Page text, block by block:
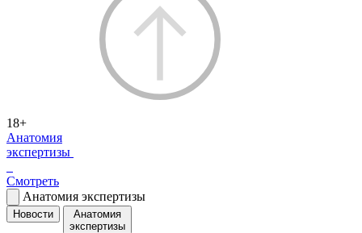
18+
Анатомия
экспертизы
Смотреть
Анатомия экспертизы
Новости
Анатомия
экспертизы